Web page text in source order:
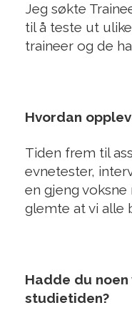
Jeg søkte
til å teste ut
traineer og de
Hvordan
Tiden frem til
evnetester,
en gjeng
glemte at vi alle
Hadde du
studietiden?